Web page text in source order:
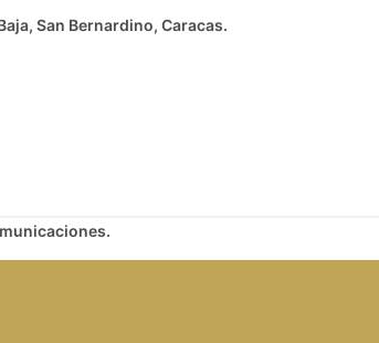
San Bernardino, Caracas.